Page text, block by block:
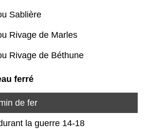
Sablière
Rivage de Marles
Rivage de Béthune
ferré
de fer
la guerre 14-18